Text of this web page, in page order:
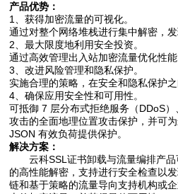
产品优势：
1、获得加密流量的可视化。
通过对整个网络堆栈进行集中解密，发
2、最大限度地利用安全投资。
通过高效管理出入站加密流量优化性能
3、改进风险管理和隐私保护。
实施合理的策略，在安全和隐私保护
4、确保应用安全性和可用性。
可抵御 7 层分布式拒绝服务（DDoS
攻击的全面地理位置攻击保护，并可
JSON 有效负荷提供保护。
解决方案：
云科SSL证书卸载与流量编排产品
的高性能解密，支持进行安全检查以
链和基于策略的流量导向支持机构或